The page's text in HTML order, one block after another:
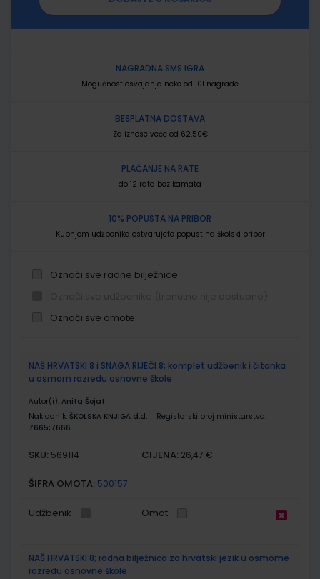
NAGRADNA SMS IGRA
Mogućnost osvajanja neke od 101 nagrade
BESPLATNA DOSTAVA
Za iznose veće od 62,50€
PLAĆANJE NA RATE
do 12 rata bez kamata
10% POPUSTA NA PRIBOR
Kupnjom udžbenika ostvarujete popust na školski pribor
Označi sve radne bilježnice
Označi sve omote
proizvodi
NAŠ HRVATSKI 8 i SNAGA RIJEČI 8; komplet udžbenik i čitanka
u osmom razredu osnovne škole
Autor(i): Anita Šojat
Nakladnik: ŠKOLSKA KNJIGA d.d.
Registarski broj ministarstva:
7665;7666
SKU: 569114 CIJENA: 26,47 €
ŠIFRA OMOTA: 500157
Udžbenik Omot
NAŠ HRVATSKI 8; radna bilježnica za hrvatski jezik u osmome
razredu osnovne škole